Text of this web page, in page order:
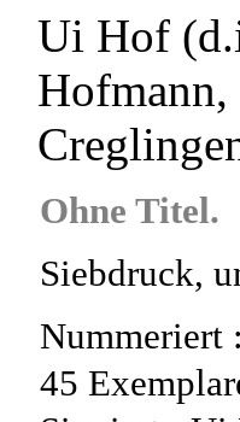
Ui Hof
Ohne Titel.
Siebdruck,
Nummeriert
45